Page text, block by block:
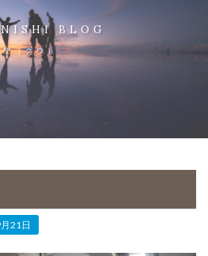
BLOG
空（クウ）
21日